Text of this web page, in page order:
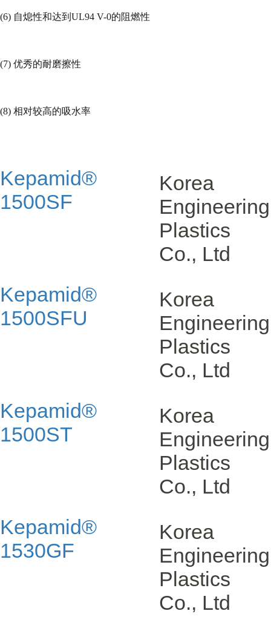
(6) 自熄性和达到 UL94 V-0的阻燃性
(7) 优秀的耐磨擦性
(8) 相对较高的吸水率
Kepamid®
1500SF
Korea
Engineering
Plastics
Co., Ltd
Kepamid®
1500SFU
Korea
Engineering
Plastics
Co., Ltd
Kepamid®
1500ST
Korea
Engineering
Plastics
Co., Ltd
Kepamid®
1530GF
Korea
Engineering
Plastics
Co., Ltd